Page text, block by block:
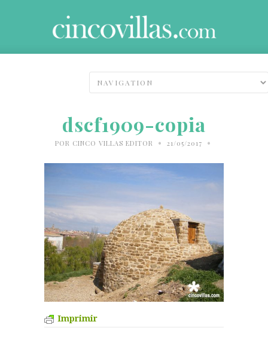
dscf1909-copia
POR CINCO VILLAS EDITOR • 21/05/2017 •
Imprimir